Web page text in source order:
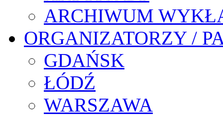
ARCHIWUM
ORGANIZATORZY /
GDAŃSK
ŁÓDŹ
WARSZAWA